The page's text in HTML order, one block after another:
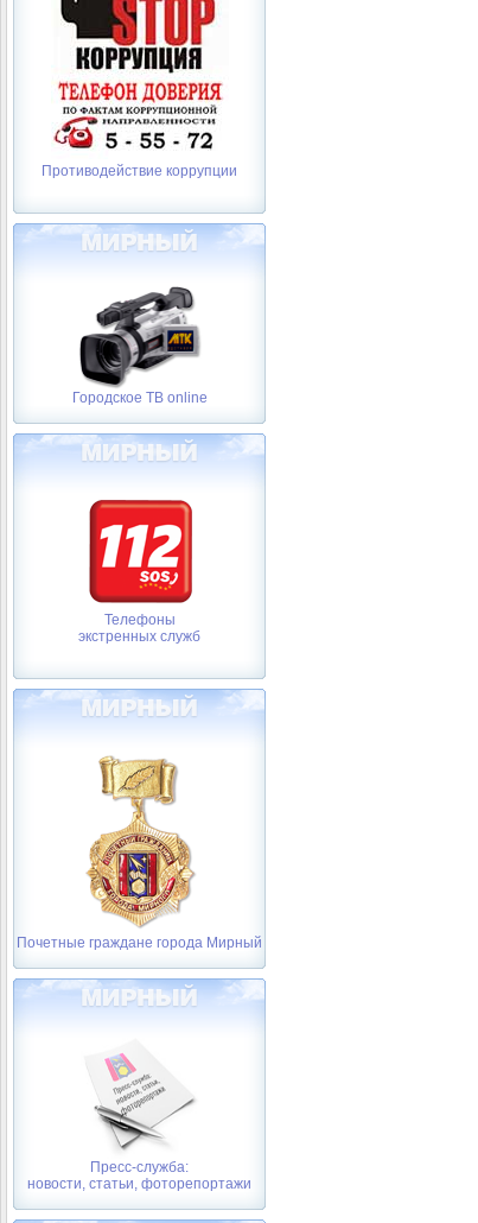
Противодействие коррупции
Городское ТВ online
Телефоны
экстренных служб
Почетные граждане города Мирный
Пресс-служба:
новости, статьи, фоторепортажи